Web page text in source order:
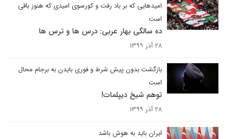
امیدهایی که بر باد رفت و کورسوی امیدی که هنوز باقی
است
ده سالگی بهار عربی: درس ها و ترس ها
۲۸ آذر ۱۳۹۹
بازگشت بدون پیش شرط و فوری بایدن به برجام محال
است
توهم شیخ دیپلمات!
۲۸ آذر ۱۳۹۹
ایران باید به هوش باشد